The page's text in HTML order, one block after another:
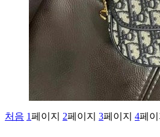
처음 1페이지 2페이지 3페이지 4페이